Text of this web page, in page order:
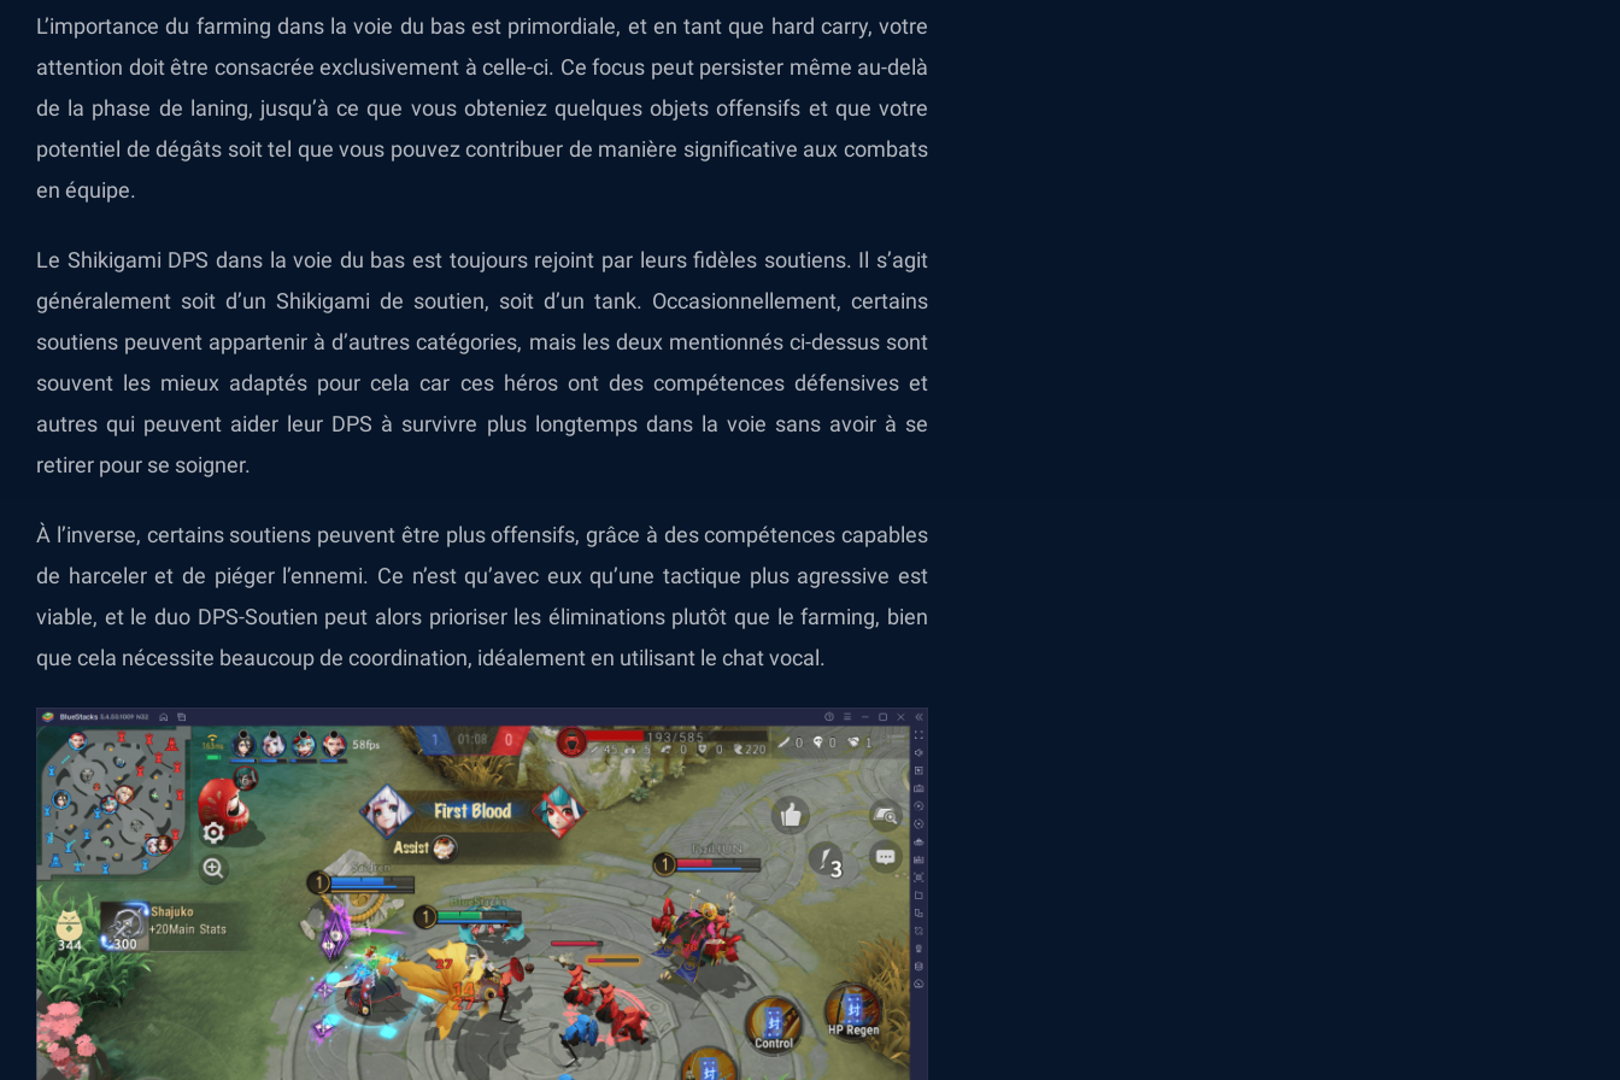
L’importance du farming dans la voie du bas est primordiale, et en tant que hard carry, votre
attention doit être consacrée exclusivement à celle-ci. Ce focus peut persister même au-delà
de la phase de laning, jusqu’à ce que vous obteniez quelques objets offensifs et que votre
potentiel de dégâts soit tel que vous pouvez contribuer de manière significative aux combats
en équipe.
Le Shikigami DPS dans la voie du bas est toujours rejoint par leurs fidèles soutiens. Il s’agit
généralement soit d’un Shikigami de soutien, soit d’un tank. Occasionnellement, certains
soutiens peuvent appartenir à d’autres catégories, mais les deux mentionnés ci-dessus sont
souvent les mieux adaptés pour cela car ces héros ont des compétences défensives et
autres qui peuvent aider leur DPS à survivre plus longtemps dans la voie sans avoir à se
retirer pour se soigner.
À l’inverse, certains soutiens peuvent être plus offensifs, grâce à des compétences capables
de harceler et de piéger l’ennemi. Ce n’est qu’avec eux qu’une tactique plus agressive est
viable, et le duo DPS-Soutien peut alors prioriser les éliminations plutôt que le farming, bien
que cela nécessite beaucoup de coordination, idéalement en utilisant le chat vocal.